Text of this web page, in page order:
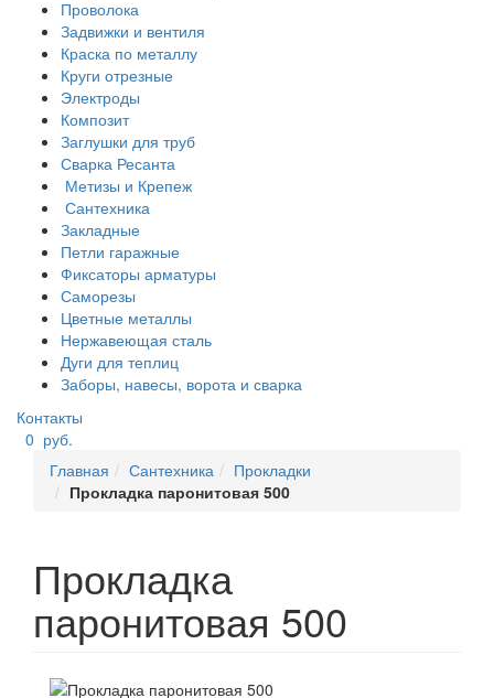
Проволока
Задвижки и вентиля
Краска по металлу
Круги отрезные
Электроды
Композит
Заглушки для труб
Сварка Ресанта
Метизы и Крепеж
Сантехника
Закладные
Петли гаражные
Фиксаторы арматуры
Саморезы
Цветные металлы
Нержавеющая сталь
Дуги для теплиц
Заборы, навесы, ворота и сварка
Контакты
0 руб.
Главная
Сантехника
Прокладки
Прокладка паронитовая 500
Прокладка
паронитовая 500